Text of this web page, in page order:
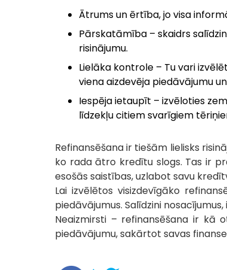
Ātrums un ērtība, jo visa
Pārskatāmība – skaidrs
risinājumu.
Lielāka kontrole – Tu vari
viena aizdevēja piedāvājumu
Iespēja ietaupīt – izvēloties
līdzekļu citiem svarīgiem
Refinansēšana ir tiešām lielisks
ko rada ātro kredītu slogs. Tas ir
esošās saistības, uzlabot savu
Lai izvēlētos visizdevīgāko
piedāvājumus. Salīdzini
Neaizmirsti – refinansēšana ir kā
piedāvājumu, sakārtot savas